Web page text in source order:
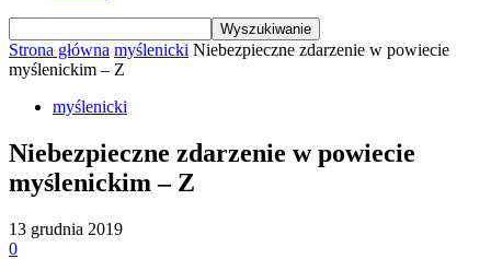
Strona główna myślenicki Niebezpieczne zdarzenie w powiecie
myślenickim – Z
myślenicki
Niebezpieczne zdarzenie w powiecie
myślenickim – Z
13 grudnia 2019
0